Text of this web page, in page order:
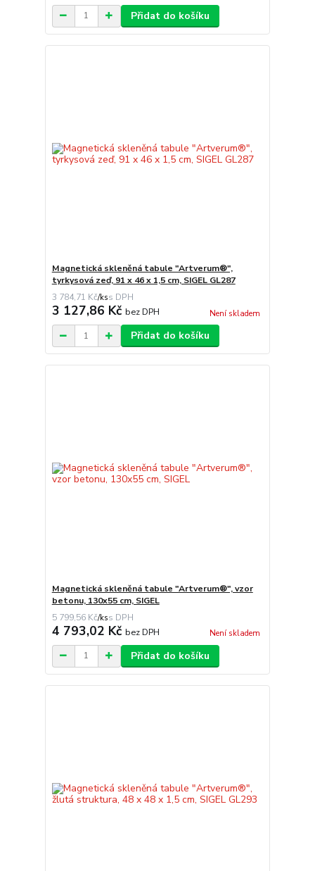
Přidat do košíku
Magnetická skleněná tabule "Artverum®",
tyrkysová zeď, 91 x 46 x 1,5 cm, SIGEL GL287
3 784,71 Kč/ks
3 127,86 Kč bez DPH Není skladem
Přidat do košíku
Magnetická skleněná tabule "Artverum®", vzor
betonu, 130x55 cm, SIGEL
5 799,56 Kč/ks
4 793,02 Kč bez DPH Není skladem
Přidat do košíku